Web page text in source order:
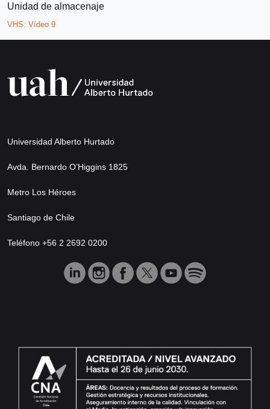
Unidad de almacenaje
VHS: Vídeo 9
Universidad Alberto Hurtado
Avda. Bernardo O’Higgins 1825
Metro Los Héroes
Santiago de Chile
Teléfono +56 2 2692 0200